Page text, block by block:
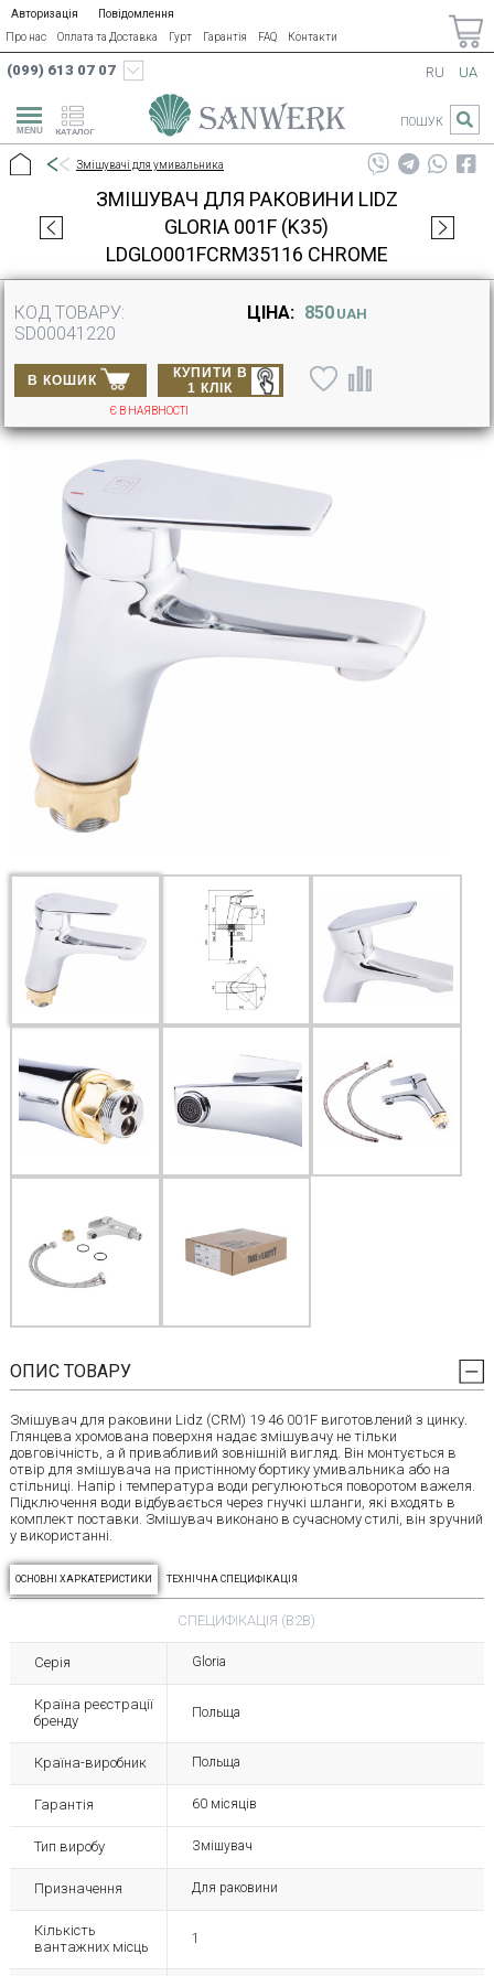
Авторизація
Повідомлення
Про нас
Оплата та Доставка Гурт Гарантія FAQ Контакти
(099) 613 07 07
КАТАЛОГ
RU UA
ПОШУК
Змішувачі для умивальника
ЗМІШУВАЧ ДЛЯ РАКОВИНИ LIDZ
GLORIA 001F (K35)
LDGLO001FCRM35116 CHROME
КОД ТОВАРУ:
SD00041220
ЦІНА: 850 UAH
В КОШИК
КУПИТИ В
1 КЛІК
Є В НАЯВНОСТІ
ОПИС ТОВАРУ
Змішувач для раковини Lidz (CRM) 19 46 001F виготовлений з цинку.
Глянцева хромована поверхня надає змішувачу не тільки
довговічність, а й привабливий зовнішній вигляд. Він монтується в
отвір для змішувача на пристінному бортику умивальника або на
стільниці. Напір і температура води регулюються поворотом важеля.
Підключення води відбувається через гнучкі шланги, які входять в
комплект поставки. Змішувач виконано в сучасному стилі, він зручний
у використанні.
ОСНОВНІ ХАРКАТЕРИСТИКИ ТЕХНІЧНА СПЕЦИФІКАЦІЯ
СПЕЦИФІКАЦІЯ (B2B)
Серія Gloria
Країна реєстрації
бренду
Польща
Країна-виробник Польща
Гарантія 60 місяців
Тип виробу Змішувач
Призначення Для раковини
Кількість
вантажних місць
1